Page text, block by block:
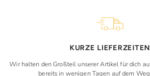
KURZE LIEFERZEITEN
Wir halten den Großteil unserer Artikel für dich
bereits in wenigen Tagen auf dem